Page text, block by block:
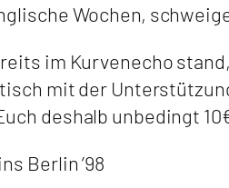
Wochen,
im Kurvenecho
mit der
deshalb unbedingt
Berlin ’98